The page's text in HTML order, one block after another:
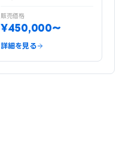
販売価格
¥450,000〜
詳細を見る